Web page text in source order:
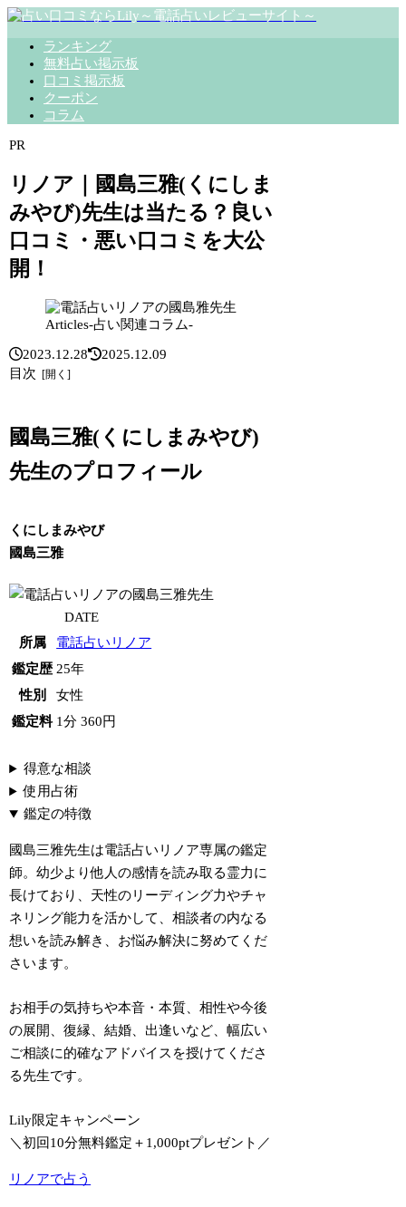
ランキング
無料占い掲示板
口コミ掲示板
クーポン
コラム
PR
リノア｜國島三雅(くにしま
みやび)先生は当たる？良い
口コミ・悪い口コミを大公
開！
Articles-占い関連コラム-
2023.12.28
2025.12.09
目次
國島三雅(くにしまみやび)
先生のプロフィール
くにしまみやび
國島三雅
DATE
所属
電話占いリノア
鑑定歴 25年
性別
女性
鑑定料 1分 360円
得意な相談
使用占術
鑑定の特徴
國島三雅先生は電話占いリノア専属の鑑定
師。幼少より他人の感情を読み取る霊力に
長けており、天性のリーディング力やチャ
ネリング能力を活かして、相談者の内なる
想いを読み解き、お悩み解決に努めてくだ
さいます。
お相手の気持ちや本音・本質、相性や今後
の展開、復縁、結婚、出逢いなど、幅広い
ご相談に的確なアドバイスを授けてくださ
る先生です。
Lily限定キャンペーン
＼初回10分無料鑑定＋1,000ptプレゼント／
リノアで占う